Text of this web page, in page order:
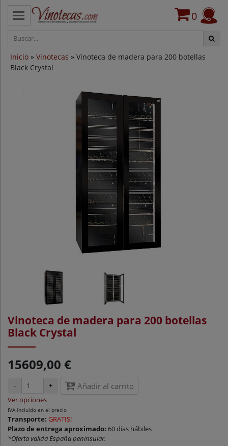
CATEGORÍAS
VINOTECAS POR MARCAS
0
Inicio » Vinotecas » Vinoteca de madera para 200 botellas
Black Crystal
Vinoteca de madera para 200 botellas
Black Crystal
15609,00 €
- + Añadir al carrito
Ver opciones
IVA incluido en el precio
Transporte: GRATIS!
Plazo de entrega aproximado: 60 días hábiles
*Oferta valida España peninsular.